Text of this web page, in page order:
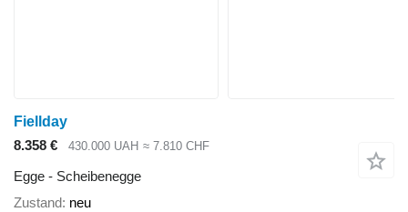
Fiellday
8.358 €
430.000 UAH ≈ 7.810 CHF
Egge - Scheibenegge
Zustand neu